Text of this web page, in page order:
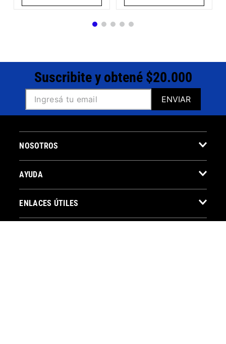
Suscribite y obtené $20.000
ENVIAR
NOSOTROS
AYUDA
ENLACES ÚTILES